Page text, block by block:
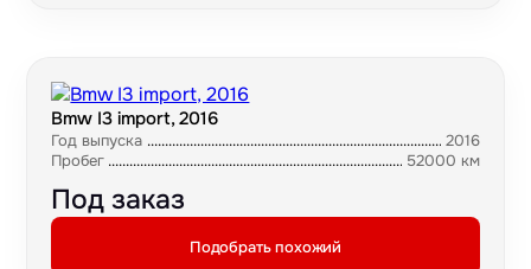
Bmw I3 import, 2016
Год выпуска
2016
Пробег
52000 км
Под заказ
Подобрать похожий